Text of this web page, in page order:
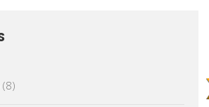
(8)